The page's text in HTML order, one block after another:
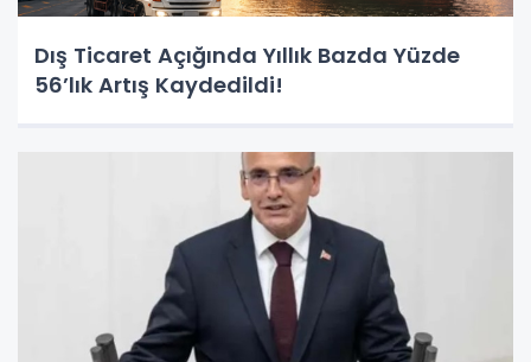
Dış Ticaret Açığında Yıllık Bazda Yüzde
56’lık Artış Kaydedildi!